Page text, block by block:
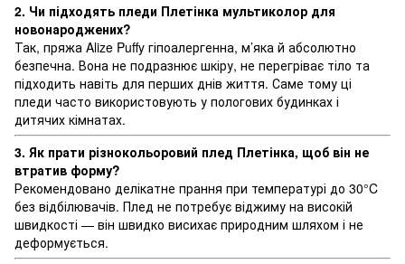
2. Чи підходять пледи Плетінка мультиколор для
новонароджених?
Так, пряжа Alize Puffy гіпоалергенна, м’яка й абсолютно
безпечна. Вона не подразнює шкіру, не перегріває тіло та
підходить навіть для перших днів життя. Саме тому ці
пледи часто використовують у пологових будинках і
дитячих кімнатах.
3. Як прати різнокольоровий плед Плетінка, щоб він не
втратив форму?
Рекомендовано делікатне прання при температурі до 30°C
без відбілювачів. Плед не потребує віджиму на високій
швидкості — він швидко висихає природним шляхом і не
деформується.